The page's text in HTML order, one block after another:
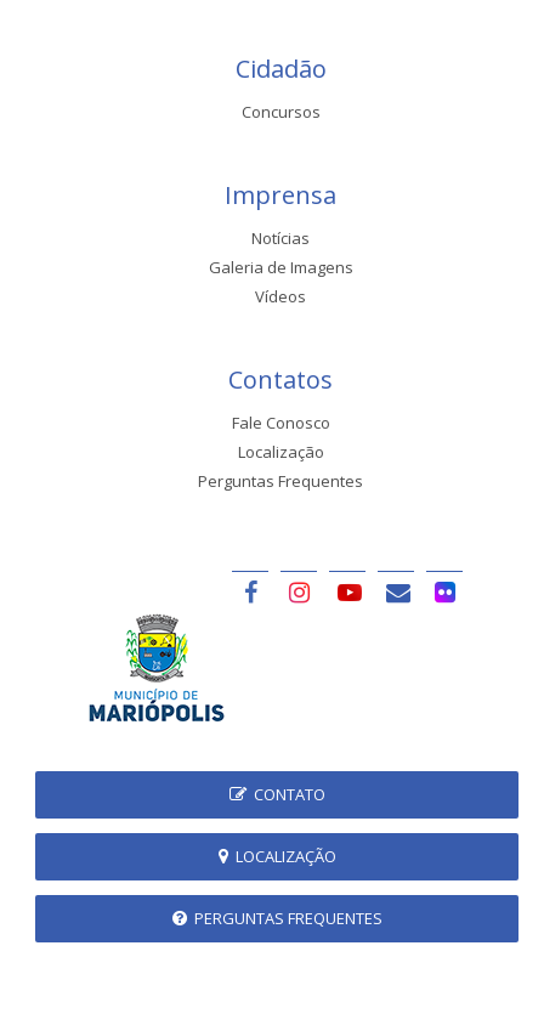
Cidadão
Concursos
Imprensa
Notícias
Galeria de Imagens
Vídeos
Contatos
Fale Conosco
Localização
Perguntas Frequentes
CONTATO
LOCALIZAÇÃO
PERGUNTAS FREQUENTES